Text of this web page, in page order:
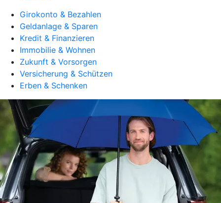
Girokonto & Bezahlen
Geldanlage & Sparen
Kredit & Finanzieren
Immobilie & Wohnen
Zukunft & Vorsorgen
Versicherung & Schützen
Erben & Schenken